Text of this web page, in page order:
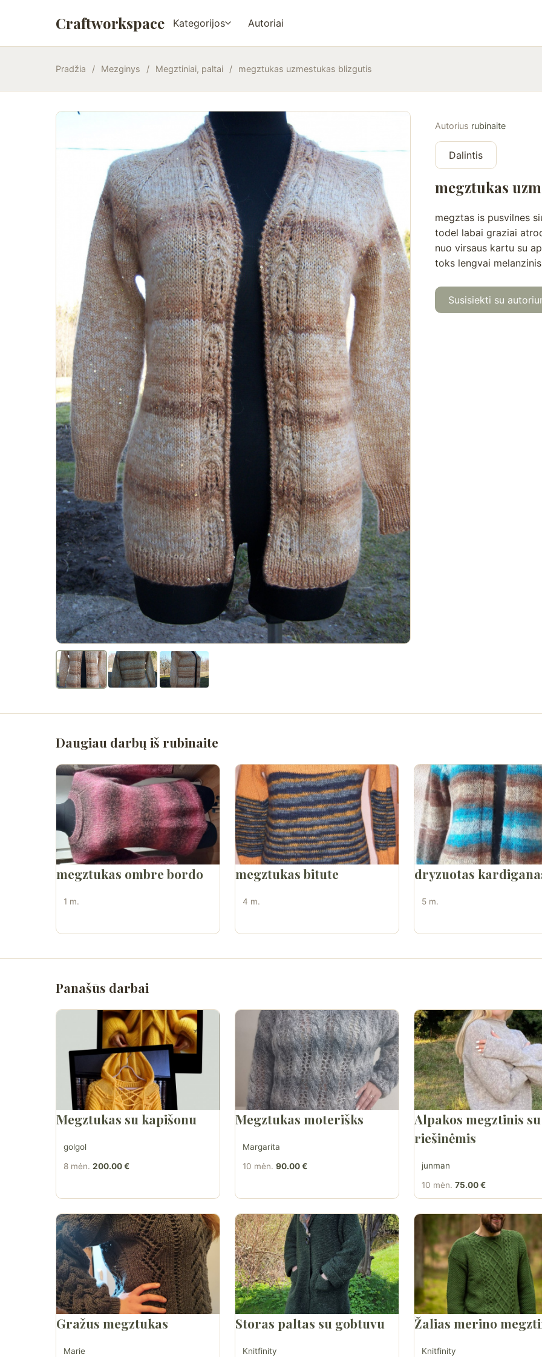
Craftworkspace Kategorijos Autoriai
Pradžia / Mezginys / Megztiniai, paltai / megztukas uzmestukas blizgutis
Autorius rubinaite
Dalintis
megztukas
megztas is pusvilnes
todel labai graziai
nuo virsaus kartu su
toks lengvai
Susisiekti su
Daugiau darbų iš rubinaite
megztukas ombre bordo
1 m.
megztukas bitute
4 m.
dryzuotas
5 m.
Panašūs darbai
Megztukas su kapišonu
golgol
8 mėn. 200.00 €
Megztukas moterišks
Margarita
10 mėn. 90.00 €
Alpakos megztinis su
riešinėmis
junman
10 mėn. 75.00 €
Gražus megztukas
Marie
Storas paltas su gobtuvu
Knitfinity
Žalias merino
Knitfinity